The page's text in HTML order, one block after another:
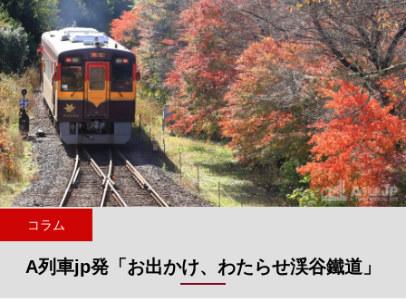
コラム
A列車jp発「お出かけ、わたらせ渓谷鐵道」